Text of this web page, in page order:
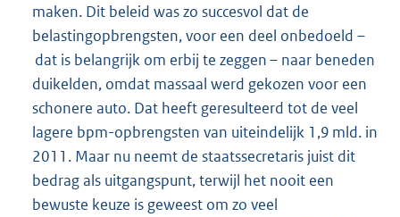
maken. Dit beleid was zo succesvol dat de
belastingopbrengsten, voor een deel onbedoeld –
dat is belangrijk om erbij te zeggen – naar beneden
duikelden, omdat massaal werd gekozen voor een
schonere auto. Dat heeft geresulteerd tot de veel
lagere bpm-opbrengsten van uiteindelijk 1,9 mld. in
2011. Maar nu neemt de staatssecretaris juist dit
bedrag als uitgangspunt, terwijl het nooit een
bewuste keuze is geweest om zo veel